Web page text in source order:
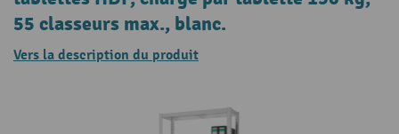
55 classeurs max., blanc.
Vers la description du produit